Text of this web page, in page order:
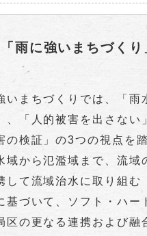
雨に強いまちづく
まちづくりでは、「雨
、「人的被害を出さない
の検証」の3つの視点を
域から氾濫域まで、流域
して流域治水に取り組む
基づいて、ソフト・ハー
区の更なる連携および融